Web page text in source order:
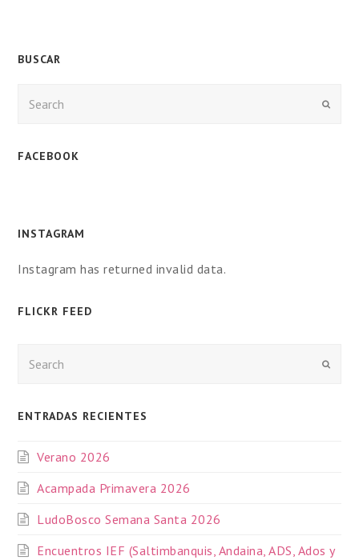
BUSCAR
Enviar
FACEBOOK
INSTAGRAM
Instagram has returned invalid data.
FLICKR FEED
Enviar
ENTRADAS RECIENTES
Verano 2026
Acampada Primavera 2026
LudoBosco Semana Santa 2026
Encuentros IEF (Saltimbanquis, Andaina, ADS, Ados y